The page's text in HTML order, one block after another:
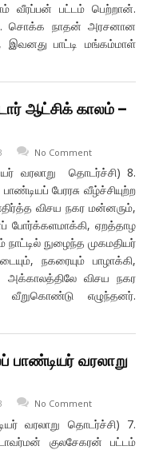
வீரப்பன் பட்டம் பெற்றான்.
சொக்க நாதன் அரசனான
இவனது பாட்டி மங்கம்மாள்
ஆட்சிக் காலம் –
No Comment
வரலாறு தொடர்ச்சி) 8.
பேரரசு வீழ்ச்சியுற்ற
விசய நகர மன்னரும்,
போர்க்களமாக்கி, ஏறத்தாழ
நுழைந்த முகமதியர்
நகரையும் பாழாக்கி,
விசய நகர
வீறுகொண்டு எழுந்தனர்.
பாண்டியர் வரலாறு
No Comment
வரலாறு தொடர்ச்சி) 7.
குலசேகரன் பட்டம்